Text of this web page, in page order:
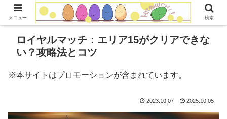
コンテンツへスキップ
ロイヤルマッチ：エリア15がクリアできな
い？攻略法とコツ
※本サイトはプロモーションが含まれています。
2023.10.07 2025.10.05
メニュー 検索